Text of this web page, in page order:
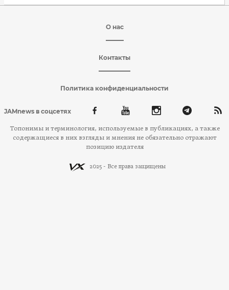
О нас
Контакты
Политика конфиденциальности
JAMnews в соцсетях
Топонимы и терминология, используемые в публикациях, а также
содержащиеся в них взгляды и мнения не обязательно отражают
позицию издателя
2025 - Все права защищены